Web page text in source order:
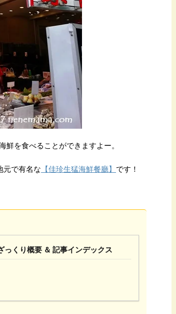
を食べることができますよー。
元で有名な 【佳珍生猛海鮮餐廳】 です！
くり概要 ＆ 記事インデックス